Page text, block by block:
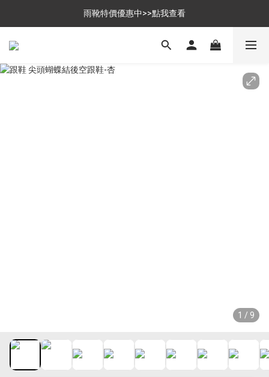
$699免運，優惠品點數5倍送
雨靴特價優惠中>>點我查看
$699免運，優惠品點數5倍送
1 / 9